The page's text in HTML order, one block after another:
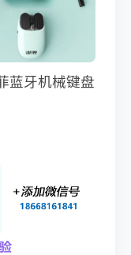
牙机械键盘